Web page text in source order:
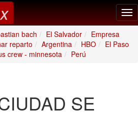
bach El Salvador
Empresa
reparto
Argentina HBO
El Paso
crew - minnesota
Perú
SE